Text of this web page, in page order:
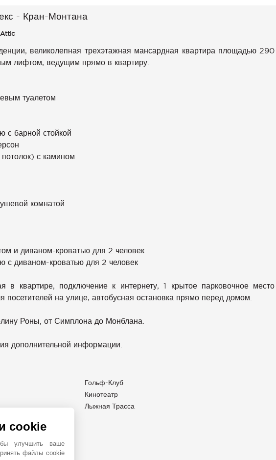
- Кран-Монтана
Attic
великолепная трехэтажная мансардная квартира площадью 290
лифтом, ведущим прямо в квартиру.
туалетом
с барной стойкой
с камином
комнатой
и диваном-кроватью для 2 человек
с диваном-кроватью для 2 человек
в квартире, подключение к интернету, 1 крытое парковочное место
посетителей на улице, автобусная остановка прямо перед домом.
Роны, от Симплона до Монблана.
дополнительной информации.
Гольф-Клуб
Кинотеатр
Лыжная Трасса
cookie
улучшить ваше
файлы cookie